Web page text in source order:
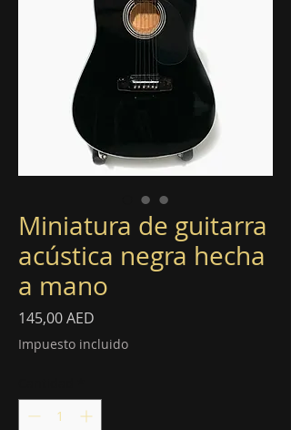
Miniatura de guitarra
acústica negra hecha
a mano
145,00 AED
Impuesto incluido